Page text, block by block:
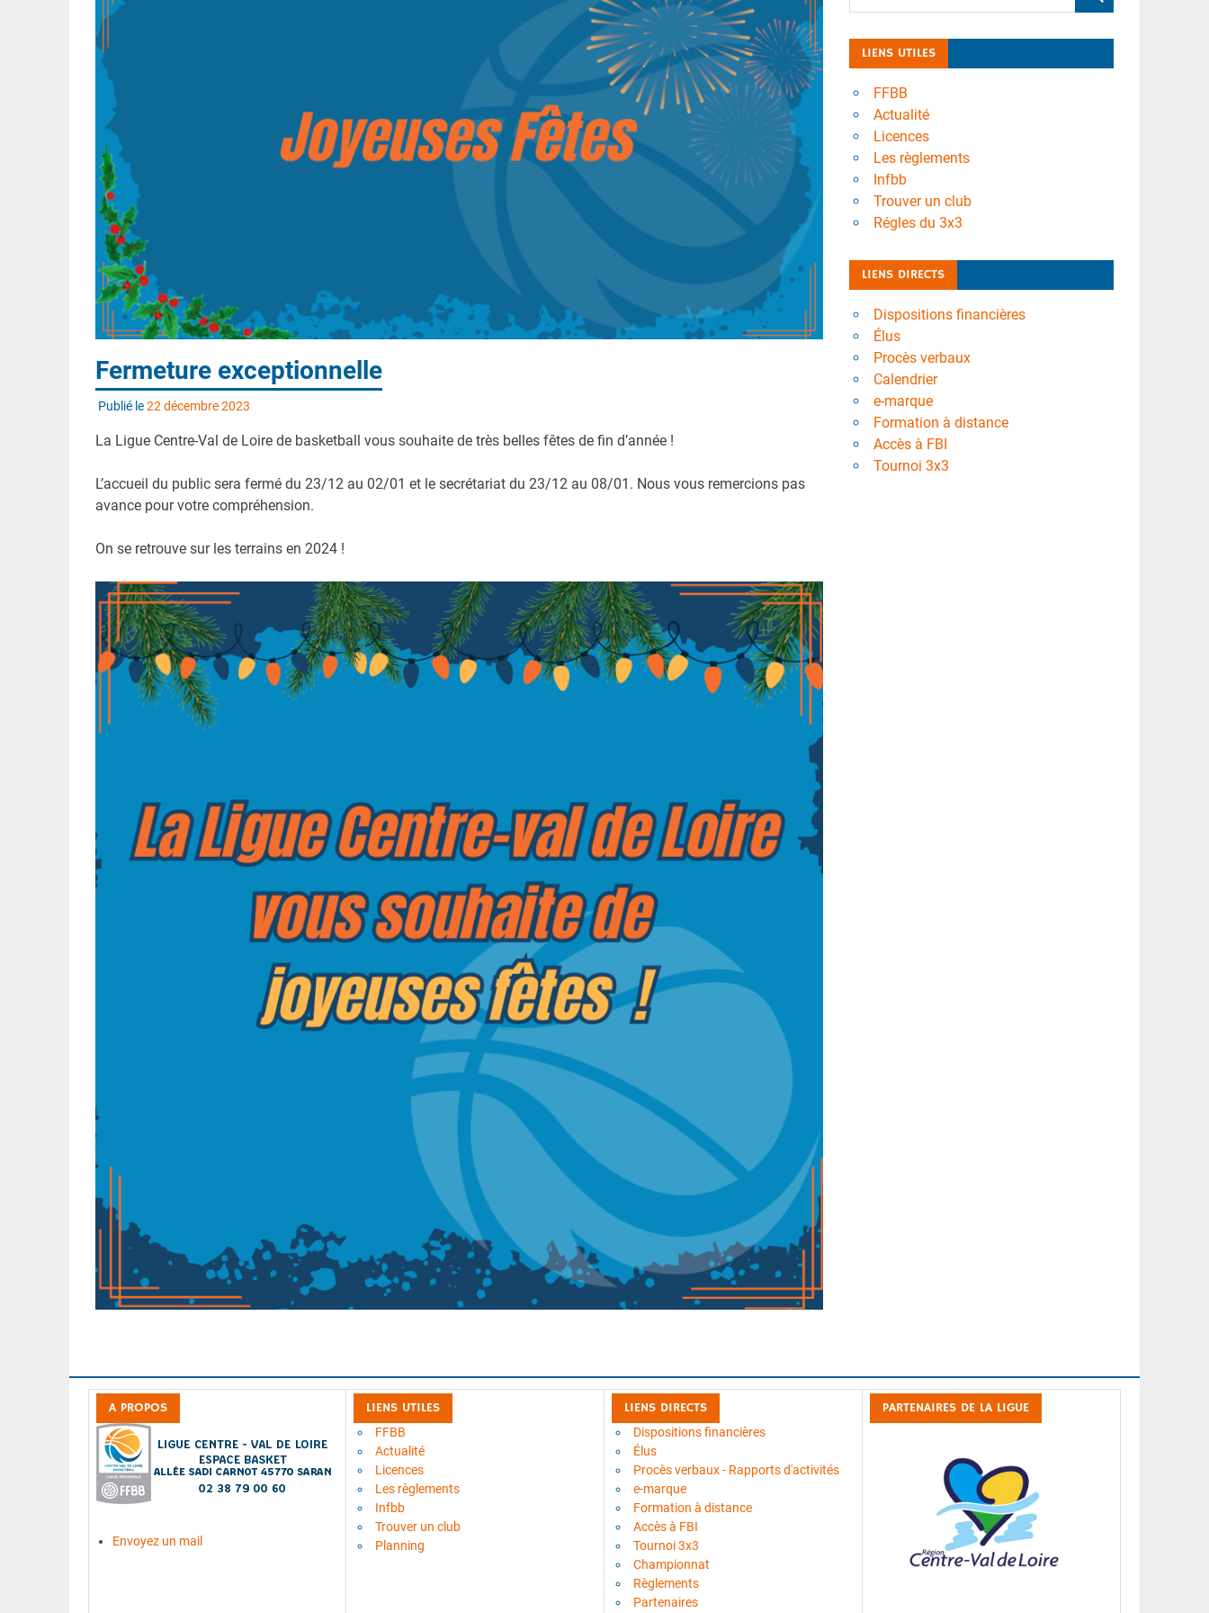
Fermeture exceptionnelle
Publié le22 décembre 2023
La Ligue Centre-Val de Loire de basketball vous souhaite de très belles fêtes de fin d’année !
L’accueil du public sera fermé du 23/12 au 02/01 et le secrétariat du 23/12 au 08/01. Nous vous remercions pas
avance pour votre compréhension.
On se retrouve sur les terrains en 2024 !
LIENS UTILES
FFBB
Actualité
Licences
Les règlements
Infbb
Trouver un club
Régles du 3x3
LIENS DIRECTS
Dispositions financières
Élus
Procès verbaux
Calendrier
e-marque
Formation à distance
Accès à FBI
Tournoi 3x3
A PROPOS
Envoyez un mail
LIENS UTILES
FFBB
Actualité
Licences
Les règlements
Infbb
Trouver un club
Planning
LIENS DIRECTS
Dispositions financières
Élus
Procès verbaux - Rapports d'activités
e-marque
Formation à distance
Accès à FBI
Tournoi 3x3
Championnat
Règlements
Partenaires
PARTENAIRES DE LA LIGUE